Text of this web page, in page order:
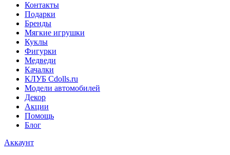
Контакты
Подарки
Бренды
Мягкие игрушки
Куклы
Фигурки
Медведи
Качалки
КЛУБ Cdolls.ru
Модели автомобилей
Декор
Акции
Помощь
Блог
Аккаунт